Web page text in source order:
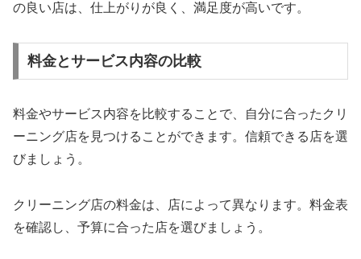
の良い店は、仕上がりが良く、満足度が高いです。
料金とサービス内容の比較
料金やサービス内容を比較することで、自分に合ったクリ
ーニング店を見つけることができます。信頼できる店を選
びましょう。
クリーニング店の料金は、店によって異なります。料金表
を確認し、予算に合った店を選びましょう。